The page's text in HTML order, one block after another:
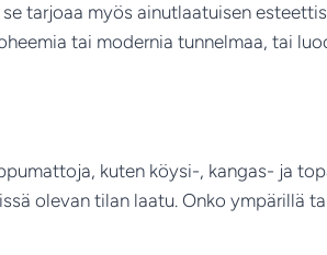
tarjoaa myös ainutlaatuisen
tai modernia tunnelmaa, tai
kuten köysi-, kangas- ja
olevan tilan laatu. Onko ympärillä